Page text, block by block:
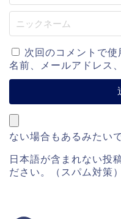
次回のコメントで
名前、メールアドレス
ない場合もあるみたい
日本語が含まれない投
ださい。（スパム対策）